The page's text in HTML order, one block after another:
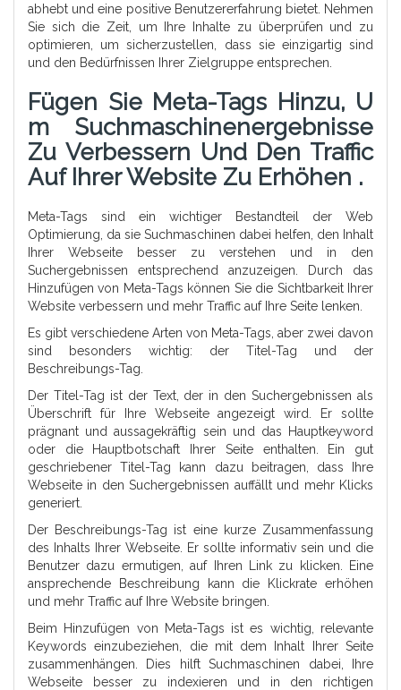
abhebt und eine positive Benutzererfahrung bietet. Nehmen
Sie sich die Zeit, um Ihre Inhalte zu überprüfen und zu
optimieren, um sicherzustellen, dass sie einzigartig sind
und den Bedürfnissen Ihrer Zielgruppe entsprechen.
Fügen Sie Meta-Tags Hinzu, U
M Suchmaschinenergebnisse
Zu Verbessern Und Den Traffic
Auf Ihrer Website Zu Erhöhen .
Meta-Tags sind ein wichtiger Bestandteil der Web
Optimierung, da sie Suchmaschinen dabei helfen, den Inhalt
Ihrer Webseite besser zu verstehen und in den
Suchergebnissen entsprechend anzuzeigen. Durch das
Hinzufügen von Meta-Tags können Sie die Sichtbarkeit Ihrer
Website verbessern und mehr Traffic auf Ihre Seite lenken.
Es gibt verschiedene Arten von Meta-Tags, aber zwei davon
sind besonders wichtig: der Titel-Tag und der
Beschreibungs-Tag.
Der Titel-Tag ist der Text, der in den Suchergebnissen als
Überschrift für Ihre Webseite angezeigt wird. Er sollte
prägnant und aussagekräftig sein und das Hauptkeyword
oder die Hauptbotschaft Ihrer Seite enthalten. Ein gut
geschriebener Titel-Tag kann dazu beitragen, dass Ihre
Webseite in den Suchergebnissen auffällt und mehr Klicks
generiert.
Der Beschreibungs-Tag ist eine kurze Zusammenfassung
des Inhalts Ihrer Webseite. Er sollte informativ sein und die
Benutzer dazu ermutigen, auf Ihren Link zu klicken. Eine
ansprechende Beschreibung kann die Klickrate erhöhen
und mehr Traffic auf Ihre Website bringen.
Beim Hinzufügen von Meta-Tags ist es wichtig, relevante
Keywords einzubeziehen, die mit dem Inhalt Ihrer Seite
zusammenhängen. Dies hilft Suchmaschinen dabei, Ihre
Webseite besser zu indexieren und in den richtigen